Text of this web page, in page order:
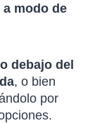
modo de
debajo del
, o bien
por